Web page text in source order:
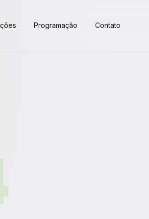
Programação Contato